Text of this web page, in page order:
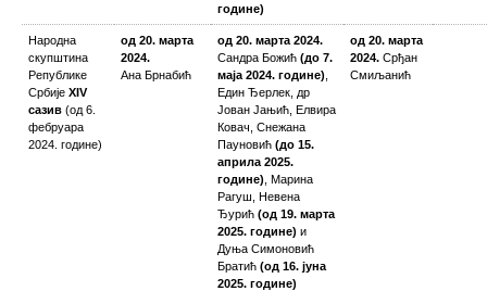
године)
Народна
скупштина
Републике
Србије XIV
сазив (од 6.
фебруара
2024. године)
од 20. марта
2024.
Ана Брнабић
од 20. марта 2024.
Сандра Божић (до 7.
маја 2024. године)
Един Ђерлек, др
Јован Јањић, Елвира
Ковач, Снежана
Пауновић (до 15.
априла 2025.
године) , Марина
Рагуш, Невена
Ђурић (од 19. марта
2025. године) и
Дуња Симоновић
Братић (од 16. јуна
2025. године)
од 20. марта
2024. Срђан
Смиљанић